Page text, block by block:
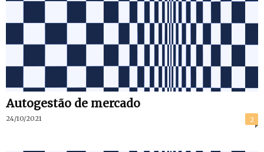
Autogestão de mercado
24/10/2021 2